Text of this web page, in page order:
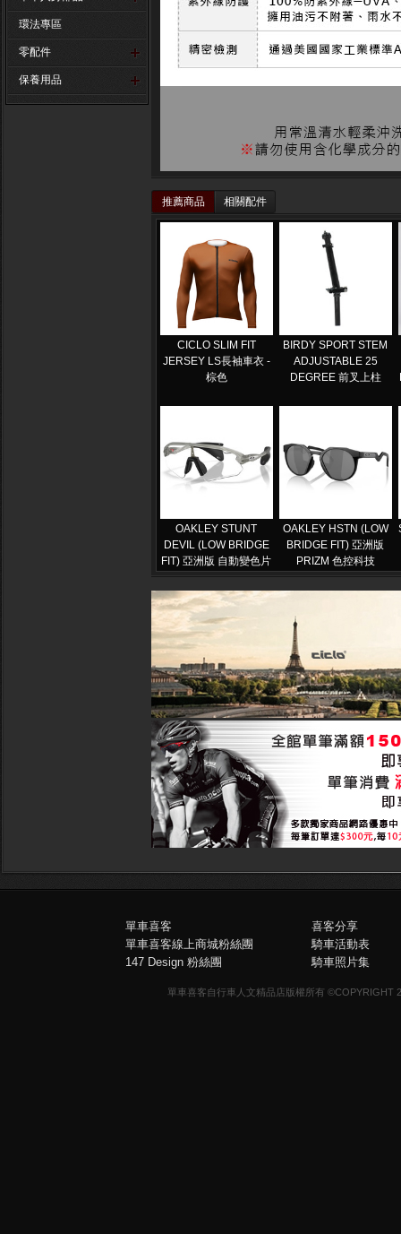
環法專區
零配件
保養用品
推薦商品 相關配件
CICLO SLIM FIT
JERSEY LS長袖車衣 -
棕色
BIRDY SPORT STEM
ADJUSTABLE 25
DEGREE 前叉上柱
OAKLEY STUNT
DEVIL (LOW BRIDGE
FIT) 亞洲版 自動變色片
OAKLEY HSTN (LOW
BRIDGE FIT) 亞洲版
PRIZM 色控科技
單車喜客
單車喜客線上商城粉絲團
147 Design 粉絲團
喜客分享
騎車活動表
騎車照片集
單車喜客自行車人文精品店版權所有